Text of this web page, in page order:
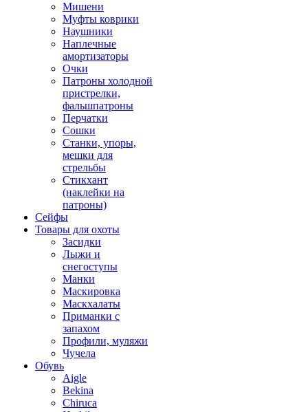
Мишени
Муфты коврики
Наушники
Наплечные
амортизаторы
Очки
Патроны холодной
пристрелки,
фальшпатроны
Перчатки
Сошки
Станки, упоры,
мешки для
стрельбы
Стикхант
(наклейки на
патроны)
Сейфы
Товары для охоты
Засидки
Лыжи и
снегоступы
Манки
Маскировка
Маскхалаты
Приманки с
запахом
Профили, муляжи
Чучела
Обувь
Aigle
Bekina
Chiruсa